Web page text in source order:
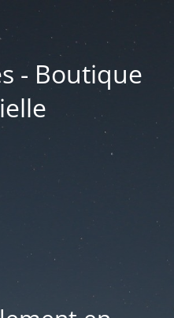
- Boutique